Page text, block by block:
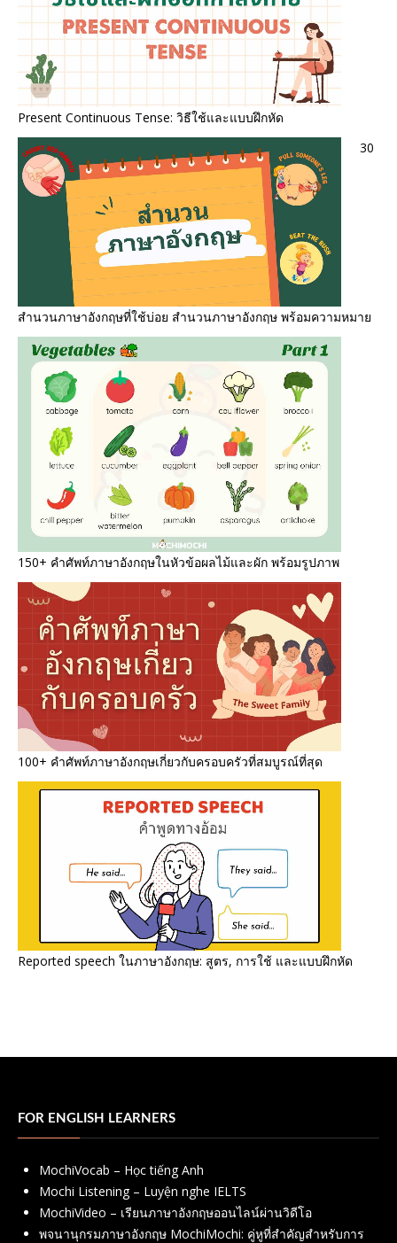
Present Continuous Tense: วิธีใช้และแบบฝึกหัด
30
สำนวนภาษาอังกฤษที่ใช้บ่อย สํานวนภาษาอังกฤษ พร้อมความหมาย
150+ คำศัพท์ภาษาอังกฤษในหัวข้อผลไม้และผัก พร้อมรูปภาพ
100+ คำศัพท์ภาษาอังกฤษเกี่ยวกับครอบครัวที่สมบูรณ์ที่สุด
Reported speech ในภาษาอังกฤษ: สูตร, การใช้ และแบบฝึกหัด
FOR ENGLISH LEARNERS
MochiVocab – Học tiếng Anh
Mochi Listening – Luyện nghe IELTS
MochiVideo – เรียนภาษาอังกฤษออนไลน์ผ่านวิดีโอ
พจนานุกรมภาษาอังกฤษ MochiMochi: คู่หูที่สำคัญสำหรับการ